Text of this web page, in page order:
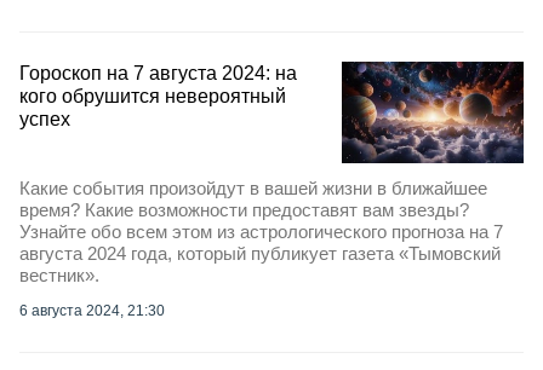
Гороскоп на 7 августа 2024: на
кого обрушится невероятный
успех
Какие события произойдут в вашей жизни в ближайшее
время? Какие возможности предоставят вам звезды?
Узнайте обо всем этом из астрологического прогноза на 7
августа 2024 года, который публикует газета «Тымовский
вестник».
6 августа 2024, 21:30